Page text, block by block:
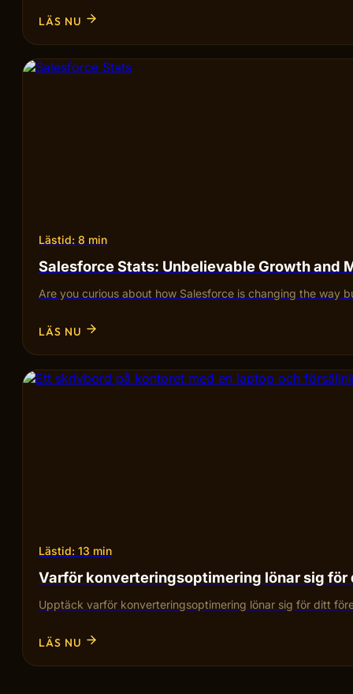
LÄS NU
Lästid: 8 min
Salesforce Stats: Unbelievable Growth and
Are you curious about how Salesforce is changing the way
LÄS NU
Lästid: 13 min
Varför konverteringsoptimering lönar sig
Upptäck varför konverteringsoptimering lönar sig för ditt
LÄS NU